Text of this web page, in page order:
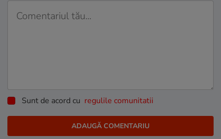
Sunt de acord cu regulile comunitatii